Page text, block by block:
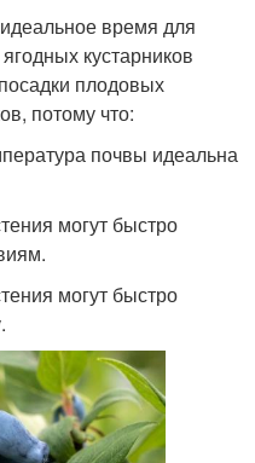
время для
кустарников
плодовых
потому что:
почвы идеальна
могут быстро
могут быстро